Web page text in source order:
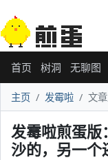
首页 树洞 无聊图
主页 发霉啦 文
发霉啦煎蛋版
沙的，另一个